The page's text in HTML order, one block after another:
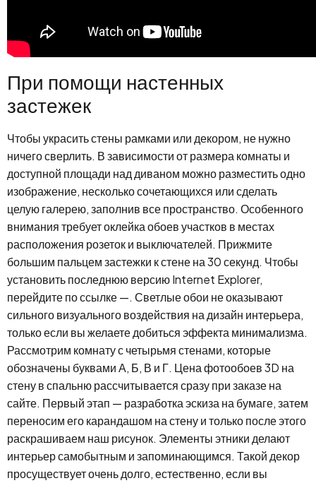
При помощи настенных
застежек
Чтобы украсить стены рамками или декором, не нужно
ничего сверлить. В зависимости от размера комнаты и
доступной площади над диваном можно разместить одно
изображение, несколько сочетающихся или сделать
целую галерею, заполнив все пространство. Особенного
внимания требует оклейка обоев участков в местах
расположения розеток и выключателей. Прижмите
большим пальцем застежки к стене на 30 секунд. Чтобы
установить последнюю версию Internet Explorer,
перейдите по ссылке —. Светлые обои не оказывают
сильного визуального воздействия на дизайн интерьера,
только если вы желаете добиться эффекта минимализма.
Рассмотрим комнату с четырьмя стенами, которые
обозначены буквами А, Б, В и Г. Цена фотообоев 3D на
стену в спальню рассчитывается сразу при заказе на
сайте. Первый этап — разработка эскиза на бумаге, затем
переносим его карандашом на стену и только после этого
раскрашиваем наш рисунок. Элементы этники делают
интерьер самобытным и запоминающимся. Такой декор
просуществует очень долго, естественно, если вы